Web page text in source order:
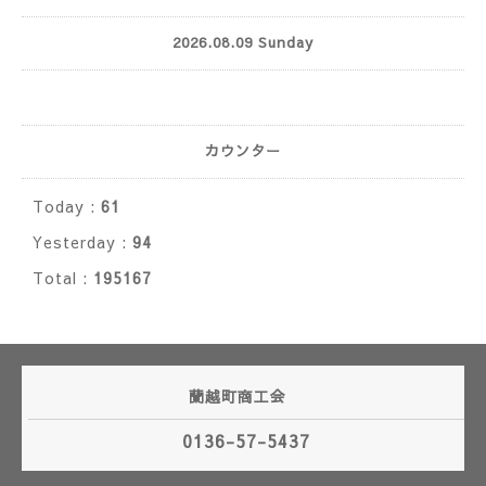
2026.08.09 Sunday
カウンター
Today : 61
Yesterday : 94
Total : 195167
蘭越町商工会
0136-57-5437